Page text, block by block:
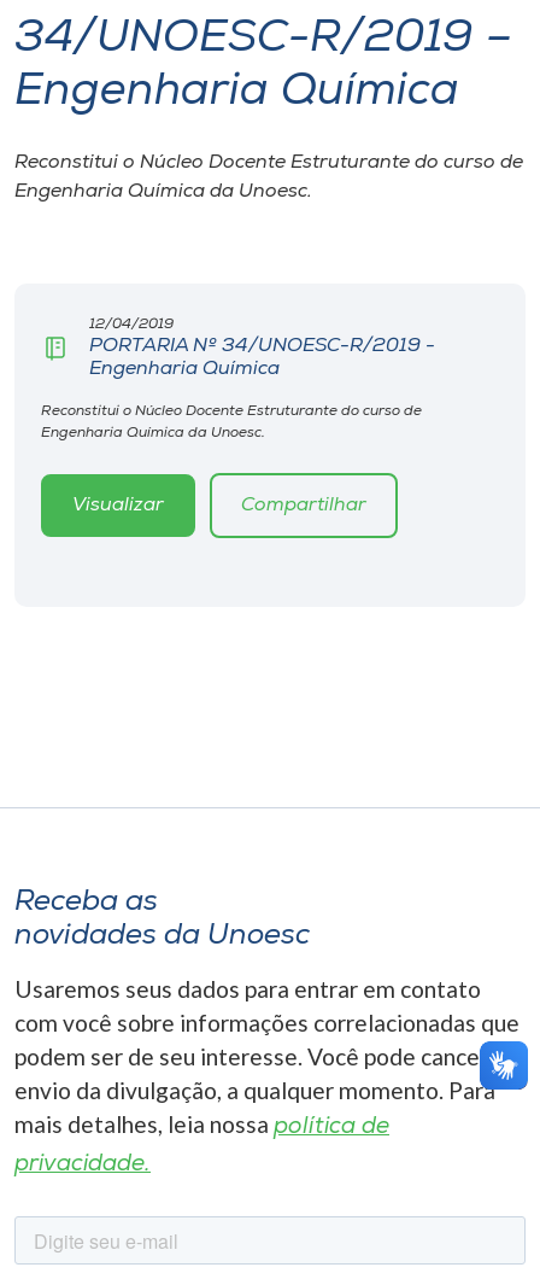
I.nova
Cultura
Biblioteca
Editora
Rádio
A+
34/UNOESC-R/2019 –
Engenharia Química
Reconstitui o Núcleo Docente Estruturante do curso de
Engenharia Química da Unoesc.
12/04/2019
PORTARIA Nº 34/UNOESC-R/2019 -
Engenharia Química
Reconstitui o Núcleo Docente Estruturante do curso de
Engenharia Química da Unoesc.
Visualizar Compartilhar
Receba as
novidades da Unoesc
Usaremos seus dados para entrar em contato
com você sobre informações correlacionadas que
podem ser de seu interesse. Você pode cancelar o
envio da divulgação, a qualquer momento. Para
mais detalhes, leia nossa política de
privacidade.